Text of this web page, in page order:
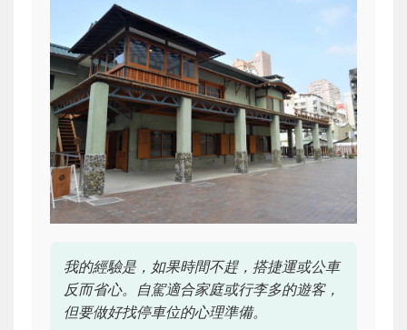
我的經驗是，如果時間不趕，搭捷運或公車
反而省心。自駕適合家庭或行李多的遊客，
但要做好找停車位的心理準備。